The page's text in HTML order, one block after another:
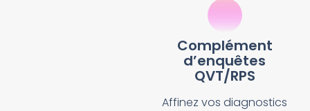
Complément
d’enquêtes
QVT/RPS
Affinez vos diagnostics